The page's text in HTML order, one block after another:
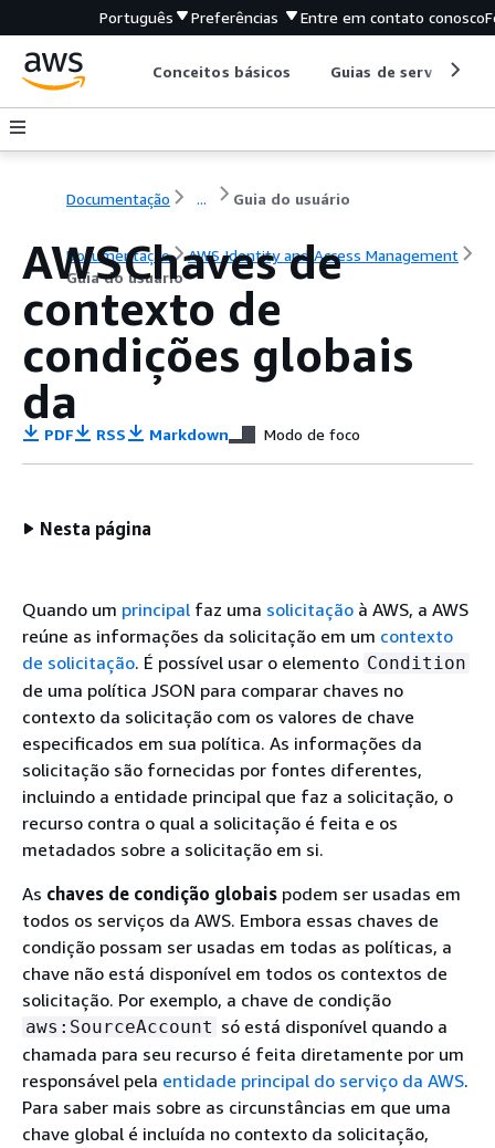
Português Preferências Entre em contato conosco
Conceitos básicos Guias de serviço
Documentação ... Guia do usuário
Documentação
AWS Identity and Access Management
Guia do usuário
AWSChaves de
contexto de
condições globais
da
PDF RSS Markdown Modo de foco
Nesta página
Quando um principal faz uma solicitação à AWS, a AWS
reúne as informações da solicitação em um contexto
de solicitação. É possível usar o elemento Condition
de uma política JSON para comparar chaves no
contexto da solicitação com os valores de chave
especificados em sua política. As informações da
solicitação são fornecidas por fontes diferentes,
incluindo a entidade principal que faz a solicitação, o
recurso contra o qual a solicitação é feita e os
metadados sobre a solicitação em si.
As chaves de condição globais podem ser usadas em
todos os serviços da AWS. Embora essas chaves de
condição possam ser usadas em todas as políticas, a
chave não está disponível em todos os contextos de
solicitação. Por exemplo, a chave de condição
aws:SourceAccount só está disponível quando a
chamada para seu recurso é feita diretamente por um
responsável pela entidade principal do serviço da AWS.
Para saber mais sobre as circunstâncias em que uma
chave global é incluída no contexto da solicitação,